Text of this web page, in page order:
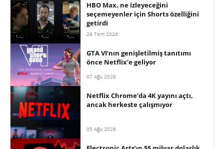
HBO Max, ne izleyeceğini
seçemeyenler için Shorts özelliğini
getirdi
29 Tem 2026
GTA VI’nın genişletilmiş tanıtımı
önce Netflix’e geliyor
07 Ağu 2026
Netflix Chrome’da 4K yayını açtı,
ancak herkeste çalışmıyor
05 Ağu 2026